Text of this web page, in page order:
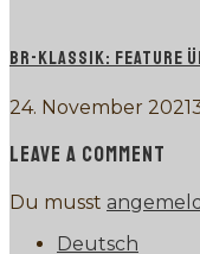
BR-KLASSIK: FEATURE
24. November 2021
LEAVE A COMMENT
Du musst
Deutsch